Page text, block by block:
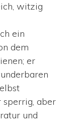
witzig
ein
dem
er
sperrig, aber
und